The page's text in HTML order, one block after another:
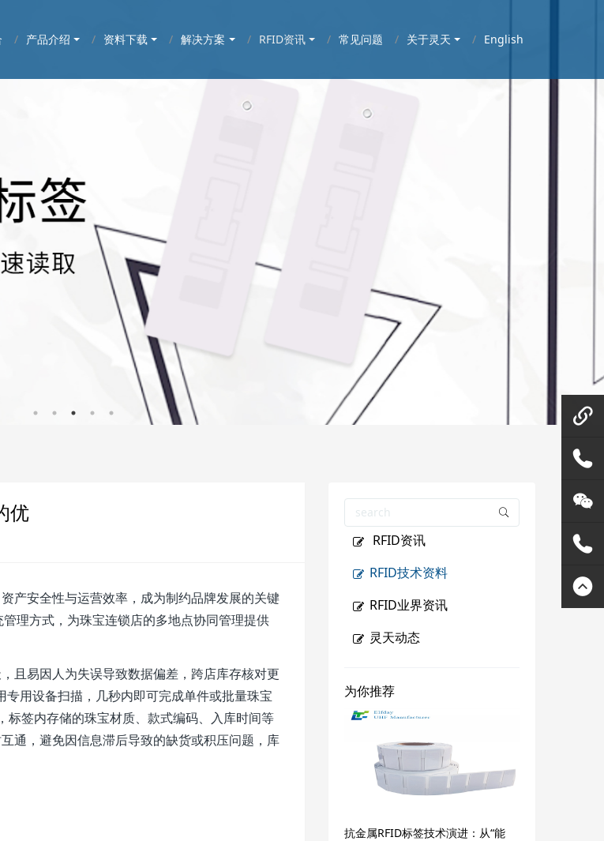
产品介绍 资料下载 解决方案 RFID资讯 常见问题 关于灵天 English
优
产安全性与运营效率，成为制约品牌发展的关键
理方式，为珠宝连锁店的多地点协同管理提供
且易因人为失误导致数据偏差，跨店库存核对更
用设备扫描，几秒内即可完成单件或批量珠宝
签内存储的珠宝材质、款式编码、入库时间等
通，避免因信息滞后导致的缺货或积压问题，库
RFID资讯
RFID技术资料
RFID业界资讯
灵天动态
为你推荐
抗金属RFID标签技术演进：从“能
微信在
线咨询
158144
80455
灵天公
众号
400807